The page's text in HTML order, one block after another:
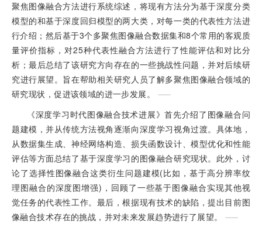
聚焦图像融合方法进行系统综述，将现有方法分为基于深度分类
模型的和基于深度回归模型的两大类，对每一类的代表性方法进
行介绍；然后基于3个多聚焦图像融合数据集和8个常用的客观质
量评价指标，对25种代表性融合方法进行了性能评估和对比分
析；最后总结了该研究方向存在的一些挑战性问题，并对后续研
究进行展望。旨在帮助相关研究人员了解多聚焦图像融合领域的
研究现状，促进该领域的进一步发展。
《深度学习时代图像融合技术进展》首先介绍了图像融合问
题建模，并从传统方法视角逐渐向深度学习视角过渡。具体地，
从数据集生成、神经网络构造、损失函数设计、模型优化和性能
评估等方面总结了基于深度学习的图像融合研究现状。此外，讨
论了选择性图像融合这类衍生问题建模(比如，基于高分辨率纹
理图融合的深度图增强)，回顾了一些基于图像融合实现其他视
觉任务的代表性工作。最后，根据现有技术的缺陷，提出目前图
像融合技术存在的挑战，并对未来发展趋势进行了展望。